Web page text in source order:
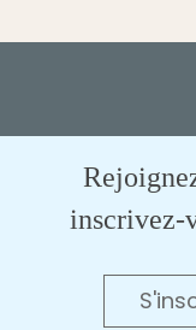
inscrivez-